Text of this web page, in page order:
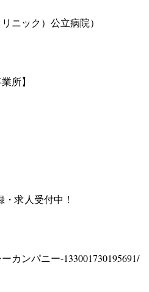
ニック）公立病院）
所】
求人受付中！
カンパニー-133001730195691/